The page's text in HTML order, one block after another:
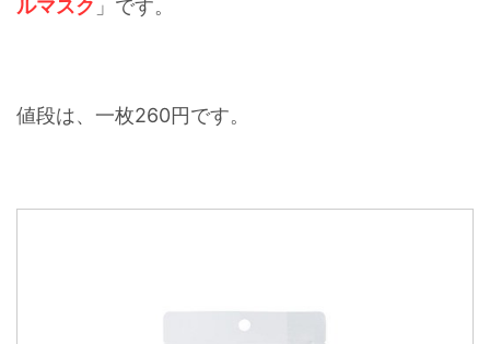
ルマスク 」です。
値段は、一枚260円です。